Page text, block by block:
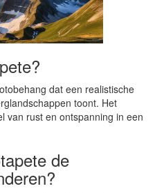
dat een realistische
toont. Het
van rust en ontspanning in een
de